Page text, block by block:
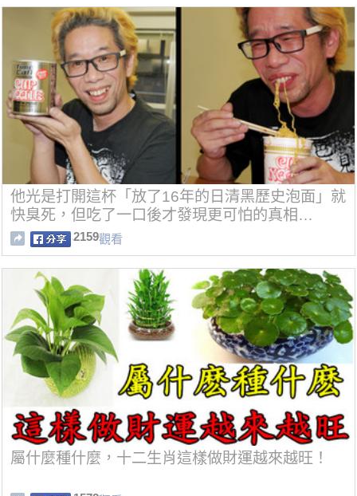
他光是打開這杯「放了16年的日清黑歷史泡面」就
快臭死，但吃了一口後才發現更可怕的真相…
2159觀看
屬什麼種什麼，十二生肖這樣做財運越來越旺！